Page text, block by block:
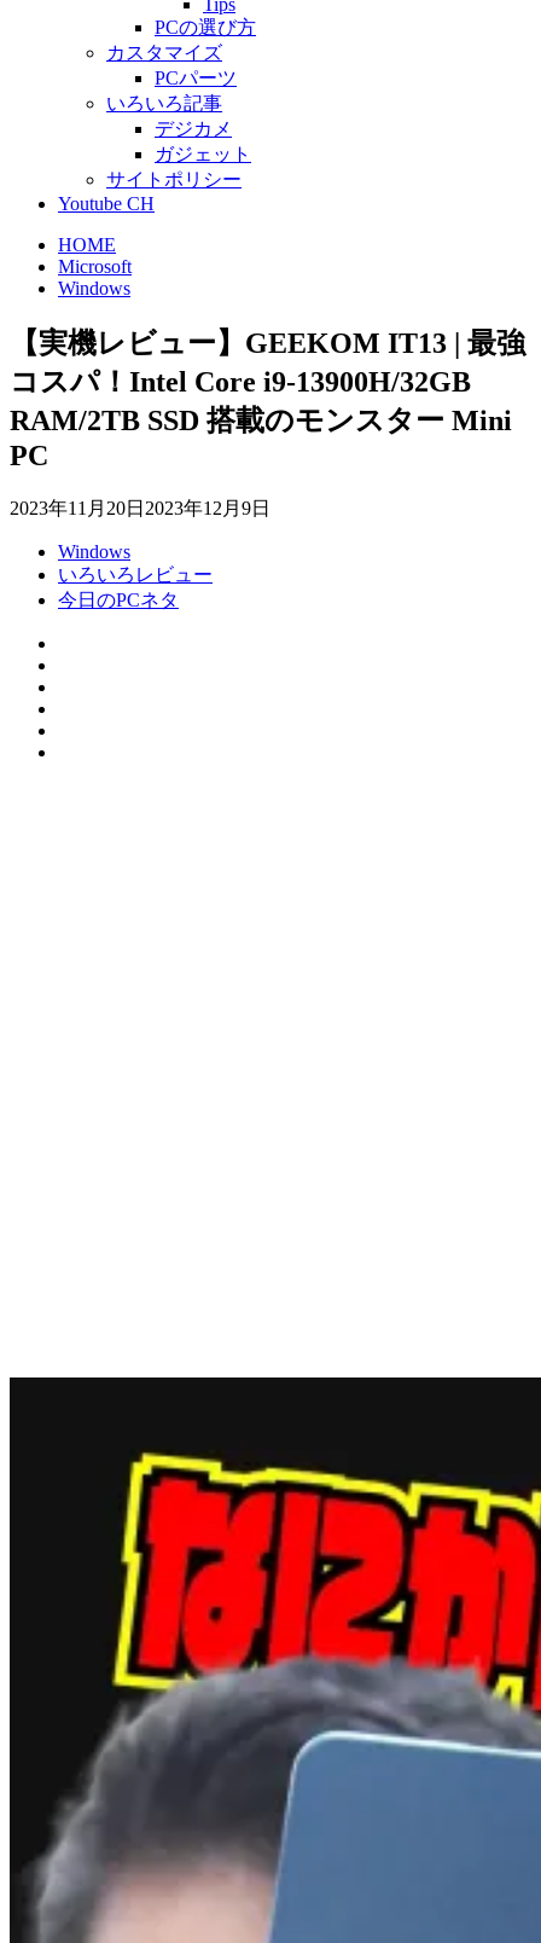
Tips
PCの選び方
カスタマイズ
PCパーツ
いろいろ記事
デジカメ
ガジェット
サイトポリシー
Youtube CH
HOME
Microsoft
Windows
【実機レビュー】GEEKOM IT13 | 最強
コスパ！Intel Core i9-13900H/32GB
RAM/2TB SSD 搭載のモンスター Mini
PC
2023年11月20日 2023年12月9日
Windows
いろいろレビュー
今日のPCネタ